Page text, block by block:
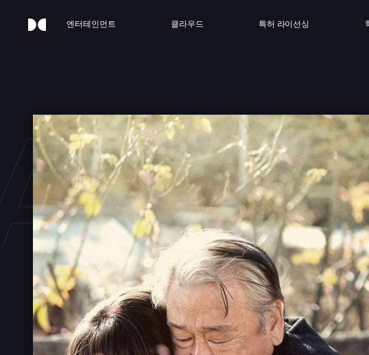
엔터테인먼트 클라우드 특허 라이선싱